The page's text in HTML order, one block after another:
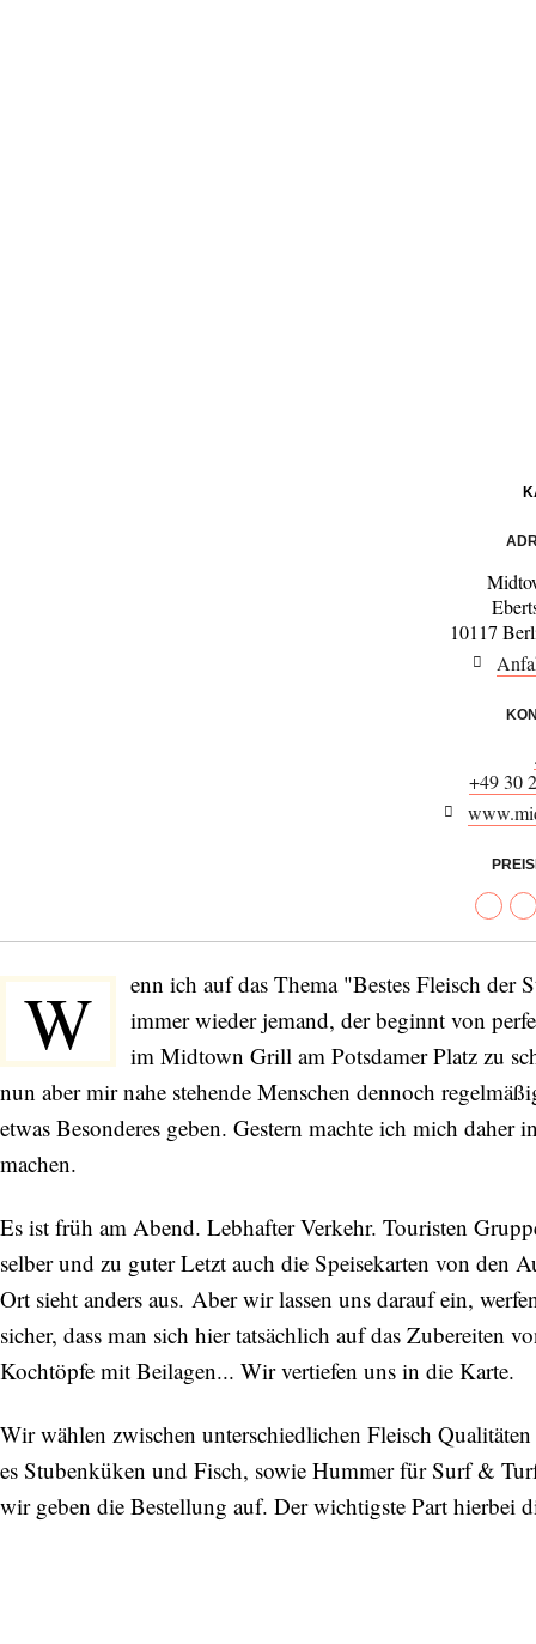
10117
+49 30
W
enn ich auf das Thema "Bestes Fleisch der
immer wieder jemand, der beginnt von
im Midtown Grill am Potsdamer Platz zu
nun aber mir nahe stehende Menschen dennoch
etwas Besonderes geben. Gestern machte ich mich
machen.
Es ist früh am Abend. Lebhafter Verkehr. Touristen
selber und zu guter Letzt auch die Speisekarten von den
Ort sieht anders aus. Aber wir lassen uns darauf ein,
sicher, dass man sich hier tatsächlich auf das Zubereiten
Kochtöpfe mit Beilagen... Wir vertiefen uns in die Karte.
Wir wählen zwischen unterschiedlichen Fleisch
es Stubenküken und Fisch, sowie Hummer für Surf &
wir geben die Bestellung auf. Der wichtigste Part hierbei